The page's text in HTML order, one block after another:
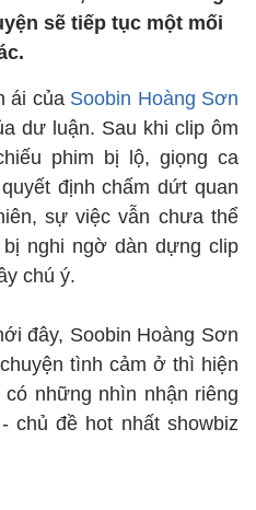
sẽ tiếp tục một mối
ái của Soobin Hoàng Sơn
dư luận. Sau khi clip ôm
phim bị lộ, giọng ca
định chấm dứt quan
sự việc vẫn chưa thể
nghi ngờ dàn dựng clip
chú ý.
đây, Soobin Hoàng Sơn
tình cảm ở thì hiện
những nhìn nhận riêng
chủ đề hot nhất showbiz